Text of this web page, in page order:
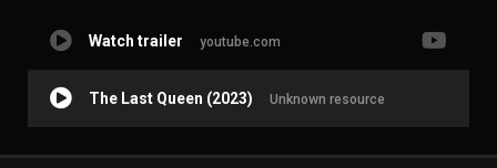
Watch trailer youtube.com
The Last Queen (2023) Unknown resource